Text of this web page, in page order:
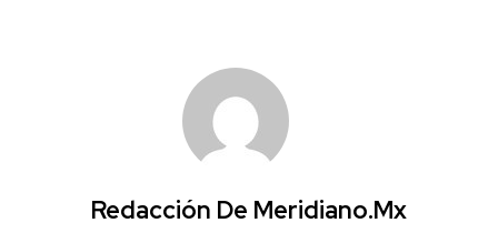
Redacción De Meridiano.mx